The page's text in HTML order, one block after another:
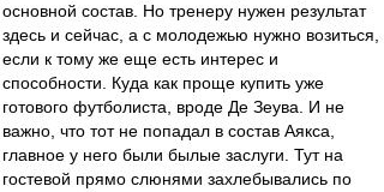
основной состав. Но тренеру нужен результат
здесь и сейчас, а с молодежью нужно возиться,
если к тому же еще есть интерес и
способности. Куда как проще купить уже
готового футболиста, вроде Де Зеува. И не
важно, что тот не попадал в состав Аякса,
главное у него были былые заслуги. Тут на
гостевой прямо слюнями захлебывались по